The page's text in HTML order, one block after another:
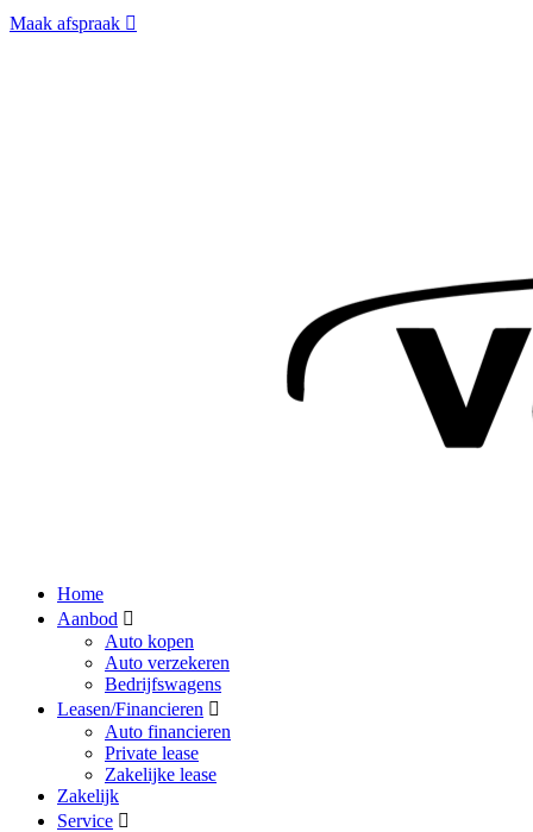
Maak afspraak
Home
Aanbod
Auto kopen
Auto verzekeren
Bedrijfswagens
Leasen/Financieren
Auto financieren
Private lease
Zakelijke lease
Zakelijk
Service